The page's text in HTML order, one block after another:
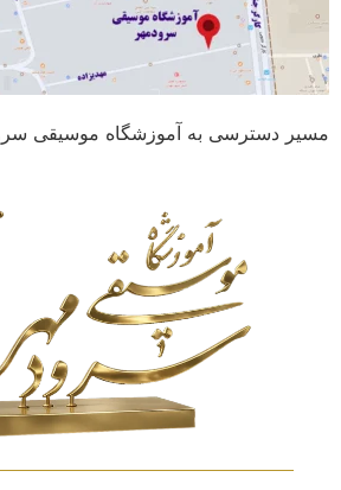
مسیر دسترسی به آموزشگاه موسیقی